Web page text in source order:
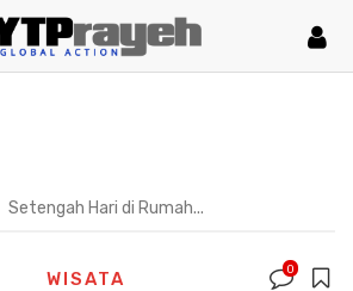
Setengah Hari di Rumah...
WISATA 0